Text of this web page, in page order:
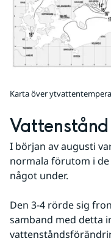
Karta över
I början av augusti
normala förutom i
något under.
Den 3-4 rörde sig
samband med detta